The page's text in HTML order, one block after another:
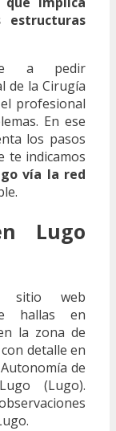
estructuras
a pedir
de la Cirugía
profesional
En ese
los pasos
te indicamos
vía la red
Lugo
sitio web
hallas en
la zona de
detalle en
de
(Lugo).